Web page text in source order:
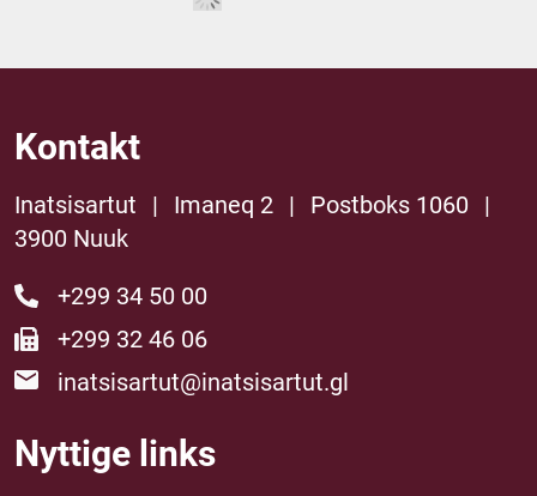
Kontakt
Inatsisartut | Imaneq 2 | Postboks 1060
|
3900 Nuuk
+299 34 50 00
+299 32 46 06
inatsisartut@inatsisartut.gl
Nyttige links